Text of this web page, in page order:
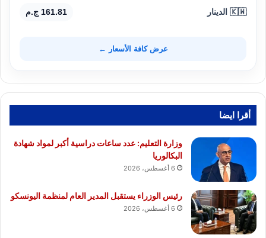
🇰🇼 الدينار 161.81 ج.م
عرض كافة الأسعار ←
أقرا ايضا
وزارة التعليم: عدد ساعات دراسية أكبر لمواد شهادة
البكالوريا
6 أغسطس، 2026
رئيس الوزراء يستقبل المدير العام لمنظمة اليونسكو
6 أغسطس، 2026